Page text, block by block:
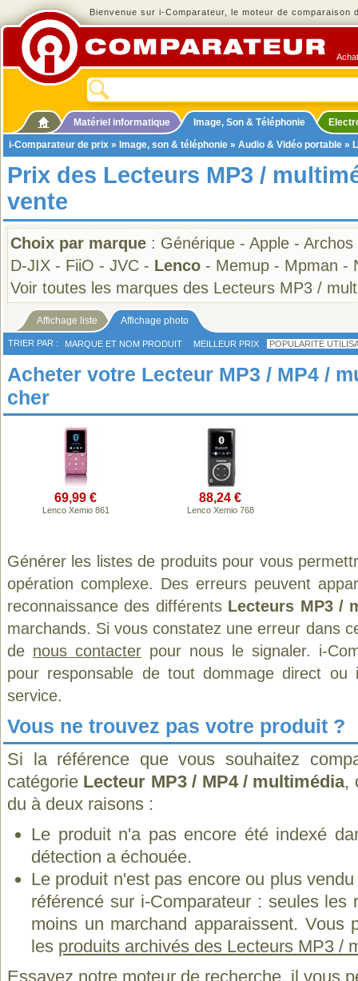
Bienvenue sur i-Comparateur, le moteur de comparaison
Matériel informatique Image, Son & Téléphonie
i-Comparateur de prix » Image, son & téléphonie » Audio & Vidéo portable »
Prix des Lecteurs MP3 /
vente
Choix par marque : Générique - Apple - Archos
D-JIX - FiiO - JVC - Lenco - Memup - Mpman -
Voir toutes les marques des Lecteurs MP3 /
Affichage liste Affichage photo
TRIER PAR : MARQUE ET NOM PRODUIT MEILLEUR PRIX POPULARITÉ
Acheter votre Lecteur MP3 / MP4 /
cher
69,99 €
Lenco Xemio 861
88,24 €
Lenco Xemio 768
Générer les listes de produits pour vous
opération complexe. Des erreurs peuvent
reconnaissance des différents Lecteurs MP3 /
marchands. Si vous constatez une erreur dans
de nous contacter pour nous le signaler. i-
pour responsable de tout dommage direct
service.
Vous ne trouvez pas votre produit ?
Si la référence que vous souhaitez
catégorie Lecteur MP3 / MP4 / multimédia,
du à deux raisons :
Le produit n'a pas encore été indexé
détection a échouée.
Le produit n'est pas encore ou plus
référencé sur i-Comparateur : seules les
moins un marchand apparaissent. Vous
les produits archivés des Lecteurs MP3 /
Essayez notre moteur de recherche, il vous